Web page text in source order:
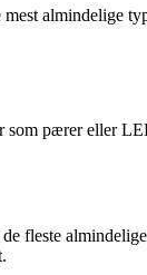
almindelige
pærer eller
fleste